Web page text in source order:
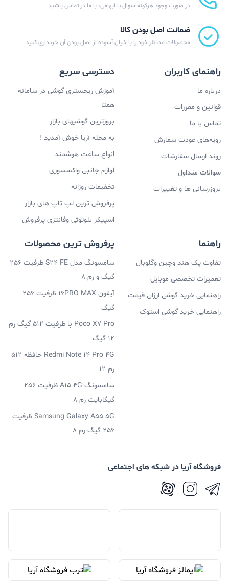
در صورت وجود هرگونه سوال یا ابهامی، با ما در تماس باشید
ضمانت اصل بودن کالا
محصولات مدنظر خود را با خیال آسوده از اصل بودن آن خریداری کنید
راهنمای کاربران
درباره ما
قوانین و مقررات
تماس با ما
رویه‌های عودت سفارش
روند ارسال سفارشات
سوالات متداول
بروزرسانی ها و تغییرات
دسترسی سریع
آموزش ریجستری گوشی در سامانه
همتا
بروزترین گوشیهای بازار
به مجله آریا خوش آمدید !
انواع ساعت هوشمند
لوازم جانبی واکسسوری
تخفیفات روزانه
پرفروش ترین لپ تاپ های بازار
اسپیکر بلوتوثی وفانتزی پرفروش
راهنما
تفاوت پک هند وچین وگلوبال
تعمیرات تخصصی موبایل
راهنمایی خرید گوشی ارزان قیمت
راهنمایی خرید گوشی استوک
پرفروش ترین محصولات
سامسونگ مدل S24 FE ظرفیت 256
گیگ و رم 8
آیفون 16PRO MAX ظرفیت 256
گیگ
Poco X7 Pro با ظرفیت 512 گیگ رم
12 گیگ
Redmi Note 14 Pro 4G حافظه 512
رم 12
سامسونگ A15 4G ظرفیت 256
گیگابایت رم 8
Samsung Galaxy A55 5G ظرفیت
256 گیگ رم 8
فروشگاه آریا در شبکه های اجتماعی